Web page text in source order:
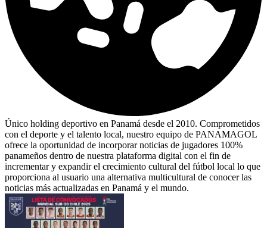
Único holding deportivo en Panamá desde el 2010. Comprometidos
con el deporte y el talento local, nuestro equipo de PANAMAGOL
ofrece la oportunidad de incorporar noticias de jugadores 100%
panameños dentro de nuestra plataforma digital con el fin de
incrementar y expandir el crecimiento cultural del fútbol local lo que
proporciona al usuario una alternativa multicultural de conocer las
noticias más actualizadas en Panamá y el mundo.